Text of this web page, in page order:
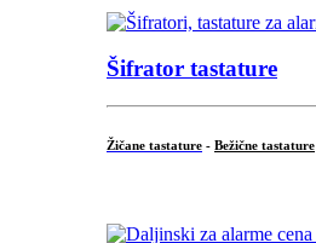
Šifrator tastature
Žičane tastature - Bežične tastature